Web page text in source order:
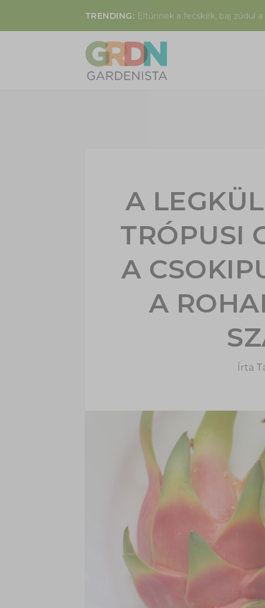
TRENDING: Eltűnnek a fecskék, baj zúdul
A
TRÓPUSI
A
A
Írta